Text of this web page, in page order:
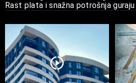
Rast plata i snažna potrošnja